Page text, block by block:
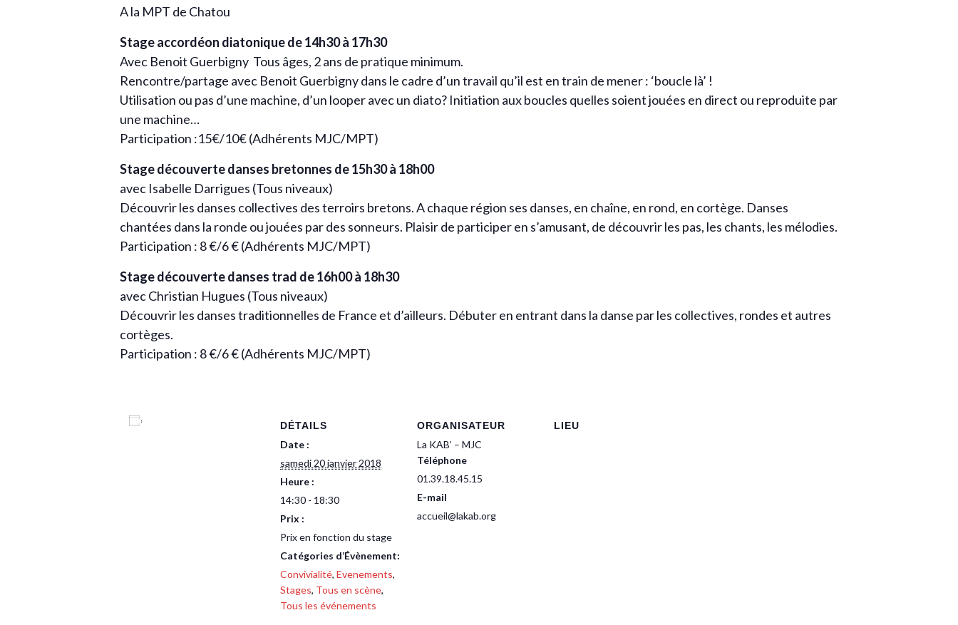
A la MPT de Chatou
Stage accordéon diatonique de 14h30 à 17h30
Avec Benoit Guerbigny Tous âges, 2 ans de pratique minimum.
Rencontre/partage avec Benoit Guerbigny dans le cadre d’un travail qu’il est en train de mener : ‘boucle là’ !
Utilisation ou pas d’une machine, d’un looper avec un diato? Initiation aux boucles quelles soient jouées en direct ou reproduite par
une machine…
Participation :15€/10€ (Adhérents MJC/MPT)
Stage découverte danses bretonnes de 15h30 à 18h00
avec Isabelle Darrigues (Tous niveaux)
Découvrir les danses collectives des terroirs bretons. A chaque région ses danses, en chaîne, en rond, en cortège. Danses
chantées dans la ronde ou jouées par des sonneurs. Plaisir de participer en s’amusant, de découvrir les pas, les chants, les mélodies.
Participation : 8 €/6 € (Adhérents MJC/MPT)
Stage découverte danses trad de 16h00 à 18h30
avec Christian Hugues (Tous niveaux)
Découvrir les danses traditionnelles de France et d’ailleurs. Débuter en entrant dans la danse par les collectives, rondes et autres
cortèges.
Participation : 8 €/6 € (Adhérents MJC/MPT)
DÉTAILS
Date :
samedi 20 janvier 2018
Heure :
14:30 - 18:30
Prix :
Prix en fonction du stage
Catégories d’Évènement:
Convivialité, Evenements,
Stages, Tous en scène,
Tous les événements
ORGANISATEUR
La KAB’ – MJC
Téléphone
01.39.18.45.15
E-mail
accueil@lakab.org
LIEU